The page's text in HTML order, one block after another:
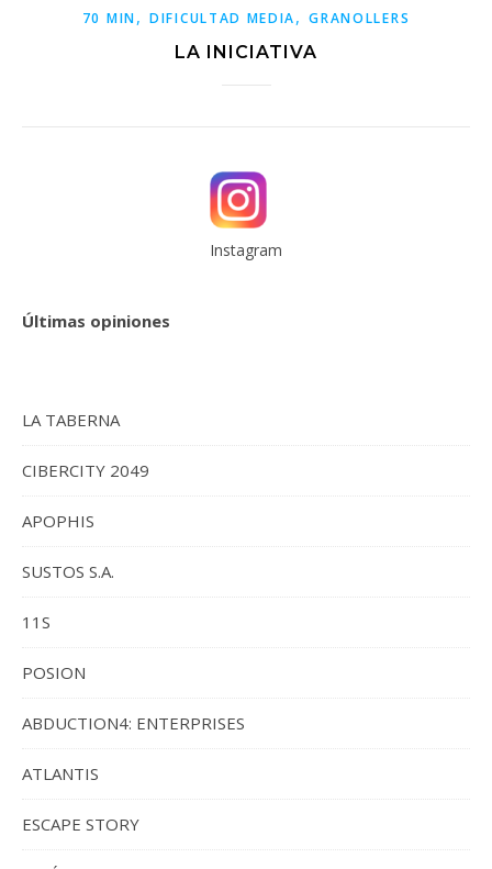
70 MIN, DIFICULTAD MEDIA,GRANOLLERS
LA INICIATIVA
Instagram
Últimas opiniones
LA TABERNA
CIBERCITY 2049
APOPHIS
SUSTOS S.A.
11S
POSION
ABDUCTION4: ENTERPRISES
ATLANTIS
ESCAPE STORY